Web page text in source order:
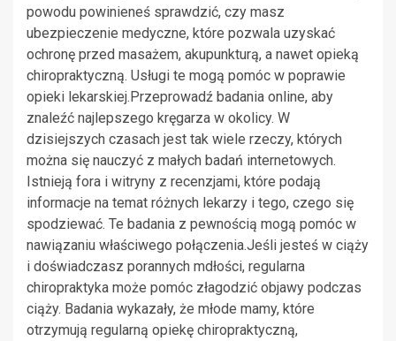
powodu powinieneś sprawdzić, czy masz
ubezpieczenie medyczne, które pozwala uzyskać
ochronę przed masażem, akupunkturą, a nawet opieką
chiropraktyczną. Usługi te mogą pomóc w poprawie
opieki lekarskiej.Przeprowadź badania online, aby
znaleźć najlepszego kręgarza w okolicy. W
dzisiejszych czasach jest tak wiele rzeczy, których
można się nauczyć z małych badań internetowych.
Istnieją fora i witryny z recenzjami, które podają
informacje na temat różnych lekarzy i tego, czego się
spodziewać. Te badania z pewnością mogą pomóc w
nawiązaniu właściwego połączenia.Jeśli jesteś w ciąży
i doświadczasz porannych mdłości, regularna
chiropraktyka może pomóc złagodzić objawy podczas
ciąży. Badania wykazały, że młode mamy, które
otrzymują regularną opiekę chiropraktyczną,